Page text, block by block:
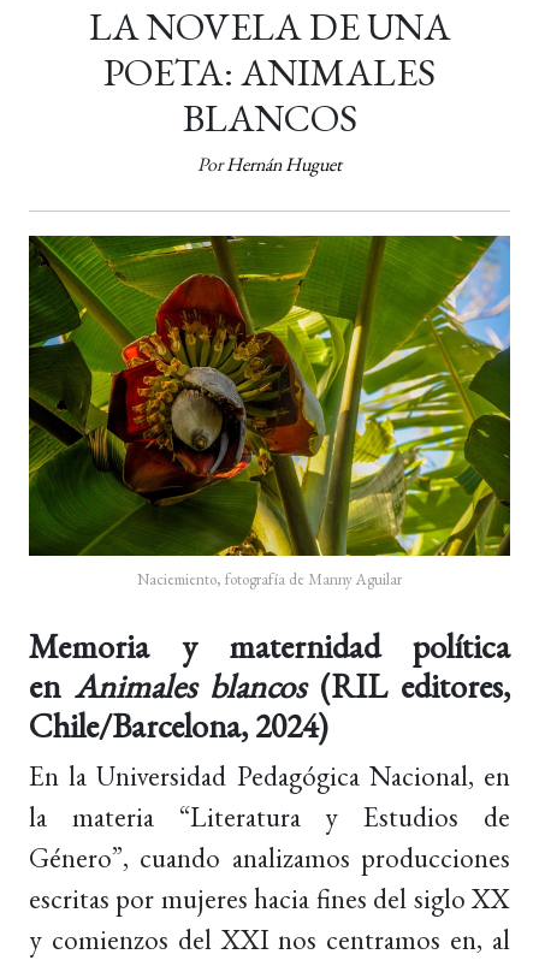
LA NOVELA DE UNA
POETA: ANIMALES
BLANCOS
PorHernán Huguet
Naciemiento, fotografía de Manny Aguilar
Memoria y maternidad política
en Animales blancos(RIL editores,
Chile/Barcelona, 2024)
En la Universidad Pedagógica Nacional, en
la materia “Literatura y Estudios de
Género”, cuando analizamos producciones
escritas por mujeres hacia fines del siglo XX
y comienzos del XXI nos centramos en, al